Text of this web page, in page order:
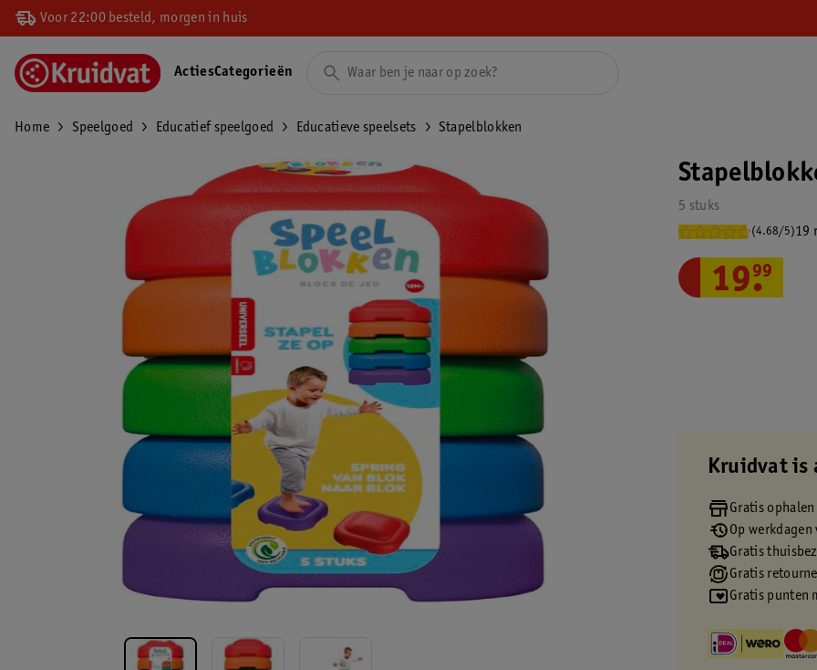
Voor 22:00 besteld, morgen in huis
ActiesCategorieën
Home Speelgoed Educatief speelgoed Educatieve speelsets Stapelblokken
5 stuks
(4.68/5)19
19.
99
Kruidvat is
Gratis
Op
Gratis
Gratis
Gratis punten